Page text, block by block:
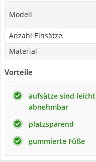
Modell
Anzahl Einsätze
Material
Vorteile
aufsätze sind leicht
abnehmbar
platzsparend
gummierte Füße